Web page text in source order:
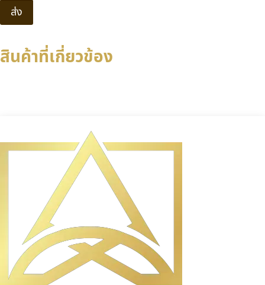
สินค้าที่เกี่ยวข้อง